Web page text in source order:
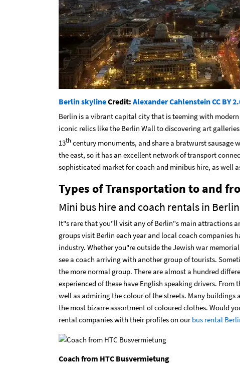
Berlin skylineCredit: Alexander CahlensteinCC BY
Berlin is a vibrant capital city that is teeming with
iconic relics like the Berlin Wall to discovering art
13th century monuments, and share a bratwurst sausage
the east, so it has an excellent network of transport
sophisticated market for coach and minibus hire, as well
Types of Transportation to and
Mini bus hire and coach rentals in Berlin
It"s rare that you"ll visit any of Berlin"s main attractions
groups visit Berlin each year and local coach companies
industry. Whether you"re outside the Jewish war
see a coach arriving with another group of tourists.
the more normal group. There are almost a hundred
experienced of these have English speaking drivers.
well as admiring the colour of the streets. Many
the most bizarre assortment of coloured clothes. Would
rental companies with their profiles on ourbus rental
Coach from HTC Busvermietung